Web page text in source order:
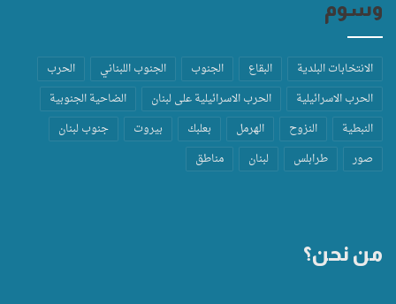
وسوم
الانتخابات البلدية البقاع الجنوب الجنوب اللبناني
الحرب
الحرب الاسرائيلية
الحرب الاسرائيلية على لبنان
الضاحية الجنوبية
النبطية
النزوح الهرمل بعلبك بيروت
جنوب لبنان
صور
طرابلس لبنان مناطق
من نحن؟